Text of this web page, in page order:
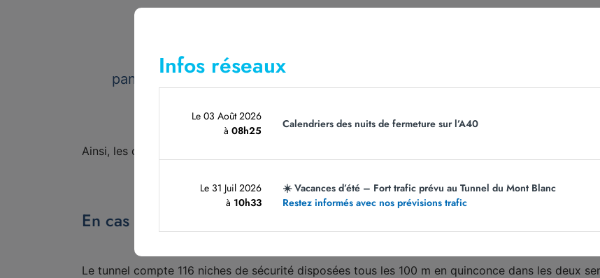
panneaux lumineux à messages
Ainsi, les consignes de sécurité peuvent être relayées directement sur les autoradios des
En cas d’évènement : fumées, accidents, incendie
Le tunnel compte 116 niches de sécurité disposées tous les 100 m en quinconce dans les deux
Infos réseaux
Le 03 Août 2026
à08h25
Calendriers des nuits de fermeture sur l’A40
Le 31 Juil 2026
à 10h33
☀️ Vacances d’été – Fort trafic prévu au Tunnel du Mont Blanc
Restez informés avec nos prévisions trafic